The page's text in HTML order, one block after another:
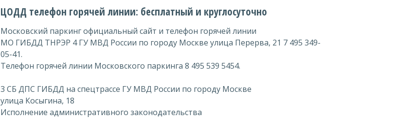
ЦОДД телефон горячей линии: бесплатный и круглосуточно
Московский паркинг официальный сайт и телефон горячей линии
МО ГИБДД ТНРЭР 4 ГУ МВД России по городу Москве улица Перерва, 21 7 495 349-
05-41.
Телефон горячей линии Московского паркинга 8 495 539 5454.
3 СБ ДПС ГИБДД на спецтрассе ГУ МВД России по городу Москве
улица Косыгина, 18
Исполнение административного законодательства